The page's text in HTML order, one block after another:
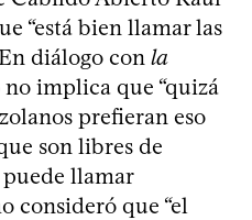
“está bien llamar las
diálogo con la
no implica que “quizá
prefieran eso
son libres de
llamar
consideró que “el